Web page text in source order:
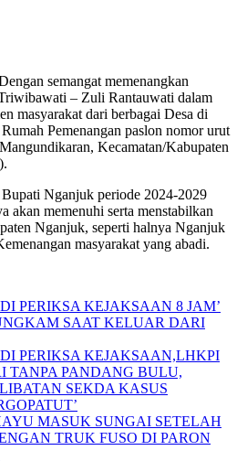
semangat memenangkan
– Zuli Rantauwati dalam
masyarakat dari berbagai Desa di
Pemenangan paslon nomor urut
Kecamatan/Kabupaten
Nganjuk periode 2024-2029
akan memenuhi serta menstabilkan
Nganjuk, seperti halnya Nganjuk
masyarakat yang abadi.
PERIKSA KEJAKSAAN 8 JAM’
SAAT KELUAR DARI
PERIKSA KEJAKSAAN,LHKPI
TANPA PANDANG BULU,
SEKDA KASUS
MASUK SUNGAI SETELAH
TRUK FUSO DI PARON